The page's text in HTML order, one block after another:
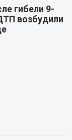
гибели 9-
возбудили